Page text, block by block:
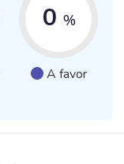
0 %
A favor